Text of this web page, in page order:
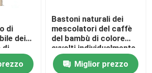
di
dei
di
di
Bastoni naturali dei
mescolatori del caffè
del bambù di colore
avvolti individualmente
per Mik Tea
Miglior prezzo